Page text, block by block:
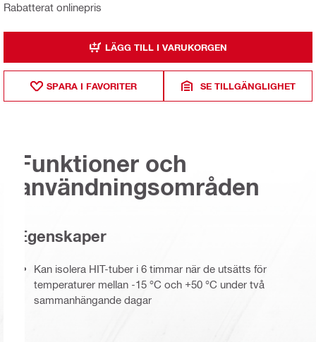
Rabatterat onlinepris
LÄGG TILL I VARUKORGEN
SPARA I FAVORITER SE TILLGÄNGLIGHET
Funktioner och
användningsområden
Egenskaper
Kan isolera HIT-tuber i 6 timmar när de utsätts för
temperaturer mellan -15 °C och +50 °C under två
sammanhängande dagar